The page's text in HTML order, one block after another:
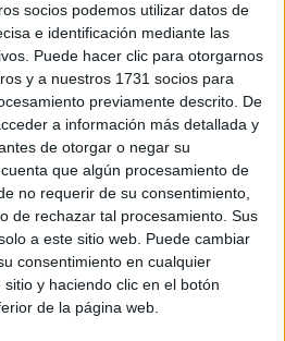
socios podemos utilizar datos de
e identificación mediante las
Puede hacer clic para otorgarnos
y a nuestros 1731 socios para
previamente descrito. De
a información más detallada y
de otorgar o negar su
que algún procesamiento de
no requerir de su consentimiento,
de rechazar tal procesamiento. Sus
a este sitio web. Puede cambiar
consentimiento en cualquier
y haciendo clic en el botón
de la página web.